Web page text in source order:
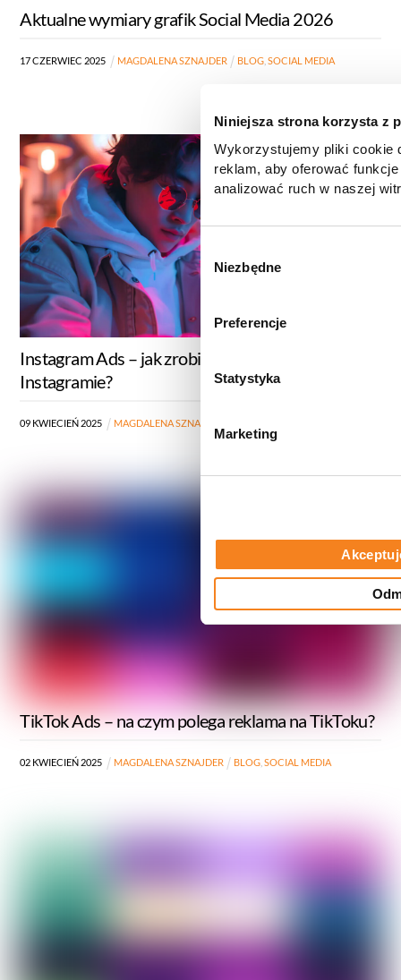
Niniejsza strona korzysta z
Wykorzystujemy pliki cookie
reklam, aby oferować
analizować ruch w naszej
zgody, udostępniamy
informacje z innymi danymi
znajdą Państwo klikając w
prywatności
W
y
r
z
d
Niezbędne
Preferencje
Statystyka
Marketing
Aktualne wymiary grafik Social Media 2026
17CZERWIEC 2025 MAGDALENA SZNAJDER BLOG, SOCIAL MEDIA
Instagram Ads – jak zrobić reklamę na
Instagramie?
09 KWIECIEŃ 2025 MAGDALENA SZNAJDER
TikTok Ads – na czym polega reklama na TikToku?
02 KWIECIEŃ 2025 MAGDALENA SZNAJDER BLOG, SOCIAL MEDIA